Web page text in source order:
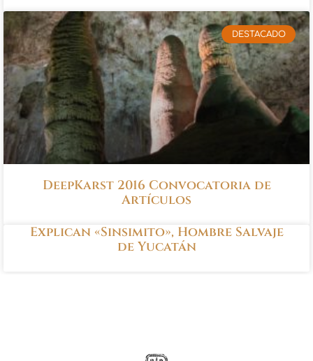
DESTACADO
DeepKarst 2016 Convocatoria de
Artículos
Explican «Sinsimito», Hombre Salvaje
de Yucatán